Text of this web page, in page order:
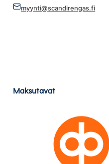
myynti@scandirengas.fi
Maksutavat